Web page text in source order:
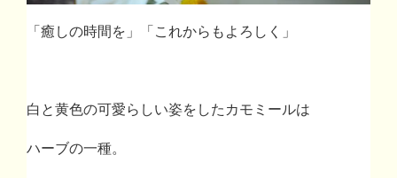
「癒しの時間を」「これからもよろしく」
白と黄色の可愛らしい姿をしたカモミールは
ハーブの一種。